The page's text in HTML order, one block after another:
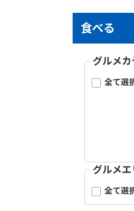
食べる
グルメ
全て選
グルメ
全て選